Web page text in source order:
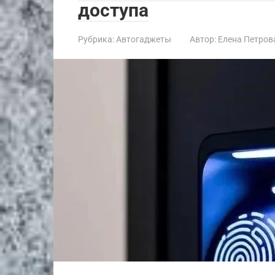
доступа
Рубрика: Автогаджеты Автор: Елена